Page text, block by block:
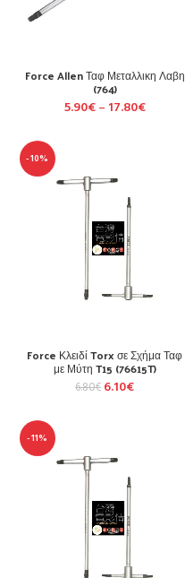
Force Allen Ταφ Μεταλλικη Λαβη
(764)
5.90€– 17.80€
-10%
Force Κλειδί Torx σε Σχήμα Ταφ
με Μύτη T15 (76615T)
6.80€ 6.10€
-11%